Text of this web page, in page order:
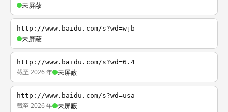
未屏蔽
http://www.baidu.com/s?wd=wjb
未屏蔽
http://www.baidu.com/s?wd=6.4
截至 2026 年 未屏蔽
http://www.baidu.com/s?wd=usa
截至 2026 年 未屏蔽